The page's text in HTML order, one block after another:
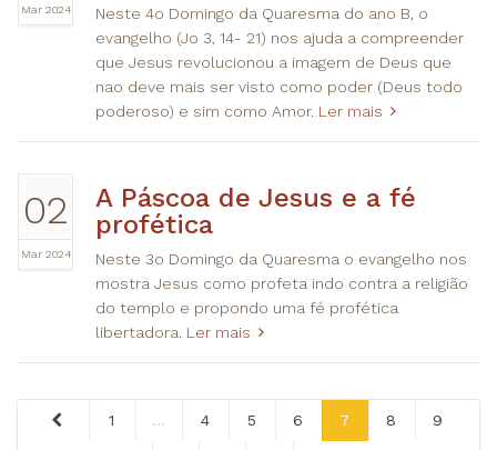
Mar 2024
Neste 4o Domingo da Quaresma do ano B, o
evangelho (Jo 3, 14- 21) nos ajuda a compreender
que Jesus revolucionou a imagem de Deus que
nao deve mais ser visto como poder (Deus todo
poderoso) e sim como Amor. Ler mais
02
Mar 2024
A Páscoa de Jesus e a fé
profética
Neste 3o Domingo da Quaresma o evangelho nos
mostra Jesus como profeta indo contra a religião
do templo e propondo uma fé profética
libertadora. Ler mais
1 ... 4 5 6 7 8 9